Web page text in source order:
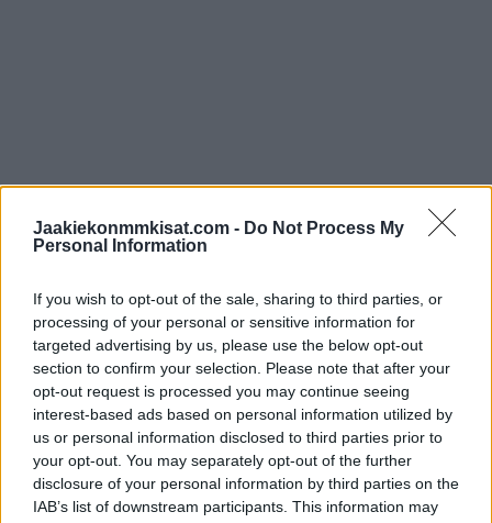
Jaakiekonmmkisat.com - Do Not Process My
Personal Information
If you wish to opt-out of the sale, sharing to third parties, or
processing of your personal or sensitive information for
targeted advertising by us, please use the below opt-out
section to confirm your selection. Please note that after your
opt-out request is processed you may continue seeing
interest-based ads based on personal information utilized by
us or personal information disclosed to third parties prior to
your opt-out. You may separately opt-out of the further
disclosure of your personal information by third parties on the
IAB’s list of downstream participants. This information may
Filppulan sopimus julkaistanee maanantaina, kun Jokerit on
ilmoittanut pitävänsä tiedotustilaisuuden klo 11:51 alkaen.
hyvin vihjailevia päivityksiä, jotka johtavat Filppulan tulevaan
sopimukseen.